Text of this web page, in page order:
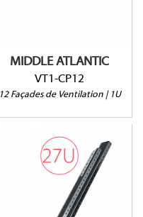
MIDDLE ATLANTIC
VT1-CP12
12 Façades de Ventilation | 1U
ERK-RR27